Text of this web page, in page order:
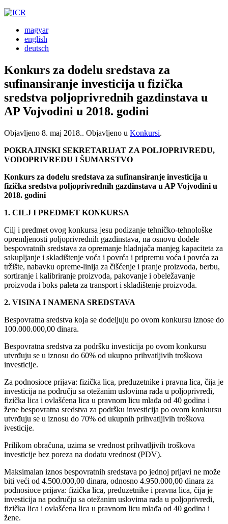
magyar
english
deutsch
Konkurs za dodelu sredstava za
sufinansiranje investicija u fizička
sredstva poljoprivrednih gazdinstava u
AP Vojvodini u 2018. godini
Objavljeno 8. maj 2018.. Objavljeno u Konkursi.
POKRAJINSKI SEKRETARIJAT ZA POLJOPRIVREDU,
VODOPRIVREDU I ŠUMARSTVO
Konkurs za dodelu sredstava za sufinansiranje investicija u
fizička sredstva poljoprivrednih gazdinstava u AP Vojvodini u
2018. godini
1. CILJ I PREDMET KONKURSA
Cilj i predmet ovog konkursa jesu podizanje tehničko-tehnološke
opremljenosti poljoprivrednih gazdinstava, na osnovu dodele
bespovratnih sredstava za opremanje hladnjača manjeg kapaciteta za
sakupljanje i skladištenje voća i povrća i pripremu voća i povrća za
tržište, nabavku opreme-linija za čišćenje i pranje proizvoda, berbu,
sortiranje i kalibriranje proizvoda, pakovanje i obeležavanje
proizvoda i boks paleta za transport i skladištenje proizvoda.
2. VISINA I NAMENA SREDSTAVA
Bespovratna sredstva koja se dodeljuju po ovom konkursu iznose do
100.000.000,00 dinara.
Bespovratna sredstva za podršku investicija po ovom konkursu
utvrđuju se u iznosu do 60% od ukupno prihvatljivih troškova
investicije.
Za podnosioce prijava: fizička lica, preduzetnike i pravna lica, čija je
investicija na području sa otežanim uslovima rada u poljoprivredi,
fizička lica i ovlašćena lica u pravnom licu mlađa od 40 godina i
žene bespovratna sredstva za podršku investicija po ovom konkursu
utvrđuju se u iznosu do 70% od ukupnih prihvatljivih troškova
ivesticije.
Prilikom obračuna, uzima se vrednost prihvatljivih troškova
investicije bez poreza na dodatu vrednost (PDV).
Maksimalan iznos bespovratnih sredstava po jednoj prijavi ne može
biti veći od 4.500.000,00 dinara, odnosno 4.950.000,00 dinara za
podnosioce prijava: fizička lica, preduzetnike i pravna lica, čija je
investicija na području sa otežanim uslovima rada u poljoprivredi,
fizička lica i ovlašćena lica u pravnom licu mlađa od 40 godina i
žene.